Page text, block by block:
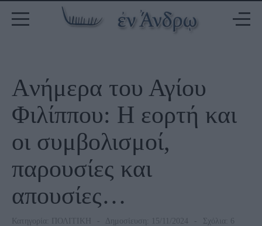
Aνήμερα του Αγίου
Φιλίππου: Η εορτή και
οι συμβολισμοί,
παρουσίες και
απουσίες…
Κατηγορία: ΠΟΛΙΤΙΚΗ Δημοσίευση: 15/11/2024 Σχόλια: 6